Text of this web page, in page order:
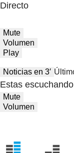
Directo
Mute
Volumen
Play
Noticias en 3′
Estas escuchando
Mute
Volumen